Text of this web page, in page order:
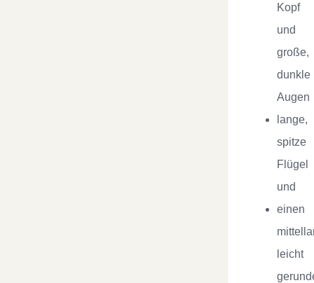
Kopf
und
große,
dunkle
Augen
lange,
spitze
Flügel
und
einen
leicht